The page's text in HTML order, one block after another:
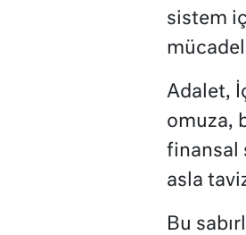
sistem
Adalet,
omuza,
finansal
asla
Bu